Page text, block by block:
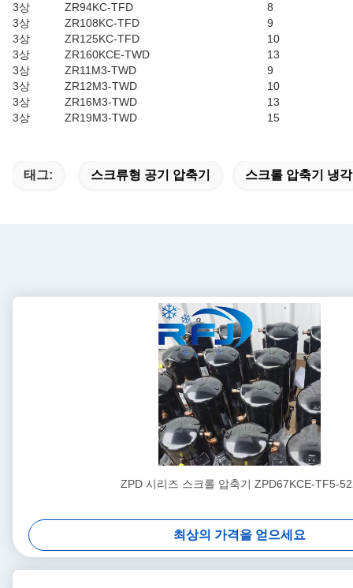
3상 ZR94KC-TFD
8
3상
ZR108KC-TFD
9
3상
ZR125KC-TFD
10
3상
ZR160KCE-TWD
13
3상
ZR11M3-TWD
9
3상
ZR12M3-TWD
10
3상
ZR16M3-TWD
13
3상
ZR19M3-TWD 15
태그: 스크류형 공기 압축기 스크롤 압축기 냉각
ZPD 시리즈 스크롤 압축기 ZPD67KCE-TF5-
최상의 가격을 얻으세요